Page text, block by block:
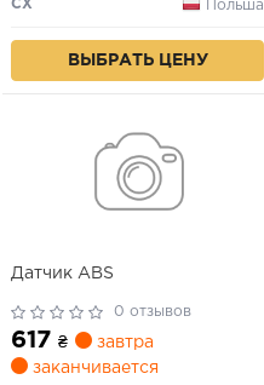
CX Польша
ВЫБРАТЬ ЦЕНУ
Датчик ABS
0 отзывов
617 ₴
завтра
заканчивается